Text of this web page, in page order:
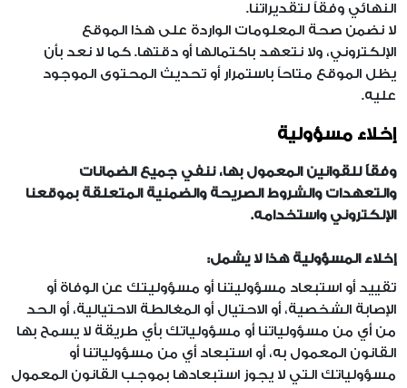
النهائي وفقاً لتقديراتنا.
لا نضمن صحة المعلومات الواردة على هذا الموقع
الإلكتروني، ولا نتعهد باكتمالها أو دقتها. كما لا نعد بأن
يظل الموقع متاحاً باستمرار أو تحديث المحتوى الموجود
عليه.
إخلاء مسؤولية
وفقاً للقوانين المعمول بها، ننفي جميع الضمانات
والتعهدات والشروط الصريحة والضمنية المتعلقة بموقعنا
الإلكتروني واستخدامه.
إخلاء المسؤولية هذا لا يشمل:
تقييد أو استبعاد مسؤوليتنا أو مسؤوليتك عن الوفاة أو
الإصابة الشخصية، أو الاحتيال أو المغالطة الاحتيالية، أو الحد
من أي من مسؤولياتنا أو مسؤولياتك بأي طريقة لا يسمح بها
القانون المعمول به، أو استبعاد أي من مسؤولياتنا أو
مسؤولياتك التي لا يجوز استبعادها بموجب القانون المعمول